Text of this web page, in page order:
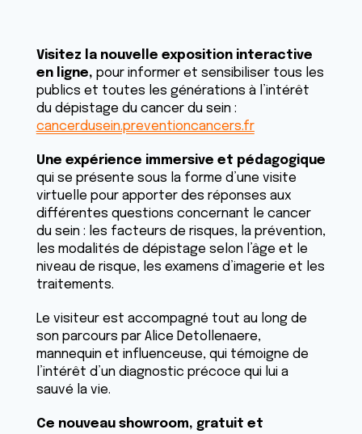
Visitez la nouvelle exposition interactive
en ligne, pour informer et sensibiliser tous les
publics et toutes les générations à l’intérêt
du dépistage du cancer du sein :
cancerdusein.preventioncancers.fr
Une expérience immersive et pédagogique
qui se présente sous la forme d’une visite
virtuelle pour apporter des réponses aux
différentes questions concernant le cancer
du sein : les facteurs de risques, la prévention,
les modalités de dépistage selon l’âge et le
niveau de risque, les examens d’imagerie et les
traitements.
Le visiteur est accompagné tout au long de
son parcours par Alice Detollenaere,
mannequin et influenceuse, qui témoigne de
l’intérêt d’un diagnostic précoce qui lui a
sauvé la vie.
Ce nouveau showroom, gratuit et